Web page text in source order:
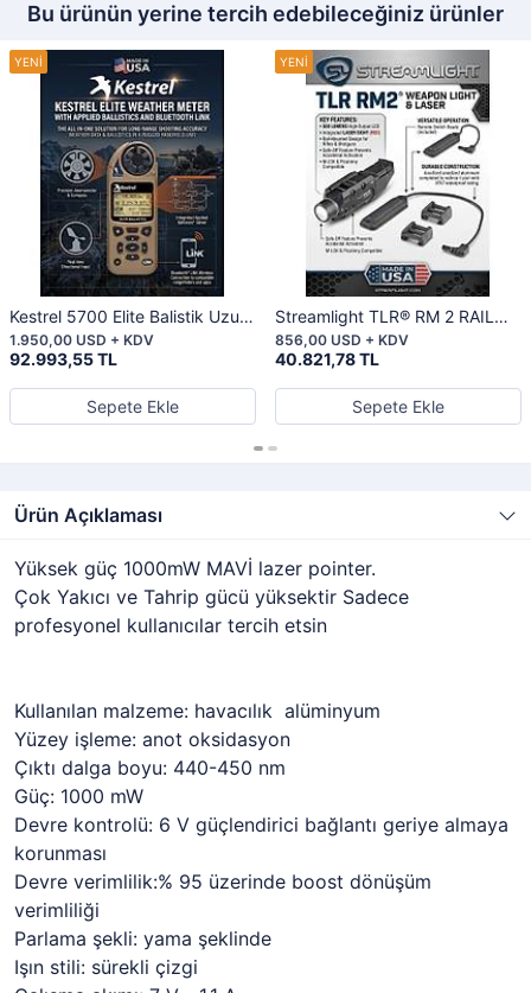
Bu ürünün yerine tercih edebileceğiniz ürünler
Kestrel 5700 Elite Balistik Uzun
Menzilli Atışlarda Mutlak
Hassasiyet
92.993,55 TL
1.950,00 USD + KDV
Sepete Ekle
Streamlight TLR® RM 2 RAIL
MOUNTED LIGHTING SYSTEM
40.821,78 TL
856,00 USD + KDV
Sepete Ekle
Ürün Açıklaması
Yüksek güç 1000mW MAVİ lazer pointer.
Çok Yakıcı ve Tahrip gücü yüksektir Sadece
profesyonel kullanıcılar tercih etsin
Kullanılan malzeme: havacılık alüminyum
Yüzey işleme: anot oksidasyon
Çıktı dalga boyu: 440-450 nm
Güç: 1000 mW
Devre kontrolü: 6 V güçlendirici bağlantı geriye almaya
korunması
Devre verimlilik:% 95 üzerinde boost dönüşüm
verimliliği
Parlama şekli: yama şeklinde
Işın stili: sürekli çizgi